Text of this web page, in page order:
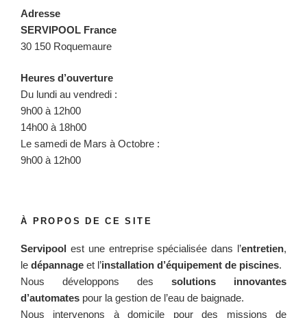
Adresse
SERVIPOOL France
30 150 Roquemaure
Heures d’ouverture
Du lundi au vendredi :
9h00 à 12h00
14h00 à 18h00
Le samedi de Mars à Octobre :
9h00 à 12h00
À PROPOS DE CE SITE
Servipool est une entreprise spécialisée dans l’entretien,
le dépannage et l’installation d’équipement de piscines.
Nous développons des solutions innovantes
d’automates pour la gestion de l’eau de baignade.
Nous intervenons à domicile pour des missions de